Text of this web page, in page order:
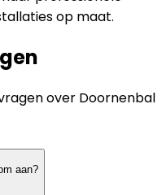
op maat.
over Doornenbal
aan?